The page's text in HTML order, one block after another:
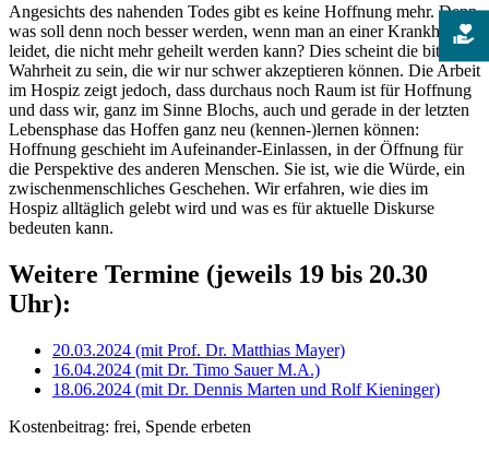
Angesichts des nahenden Todes gibt es keine Hoffnung mehr. Denn
was soll denn noch besser werden, wenn man an einer Krankheit
leidet, die nicht mehr geheilt werden kann? Dies scheint die bittere
Wahrheit zu sein, die wir nur schwer akzeptieren können. Die Arbeit
im Hospiz zeigt jedoch, dass durchaus noch Raum ist für Hoffnung
und dass wir, ganz im Sinne Blochs, auch und gerade in der letzten
Lebensphase das Hoffen ganz neu (kennen-)lernen können:
Hoffnung geschieht im Aufeinander-Einlassen, in der Öffnung für
die Perspektive des anderen Menschen. Sie ist, wie die Würde, ein
zwischenmenschliches Geschehen. Wir erfahren, wie dies im
Hospiz alltäglich gelebt wird und was es für aktuelle Diskurse
bedeuten kann.
Weitere Termine (jeweils 19 bis 20.30
Uhr):
20.03.2024 (mit Prof. Dr. Matthias Mayer)
16.04.2024 (mit Dr. Timo Sauer M.A.)
18.06.2024 (mit Dr. Dennis Marten und Rolf Kieninger)
Kostenbeitrag: frei, Spende erbeten